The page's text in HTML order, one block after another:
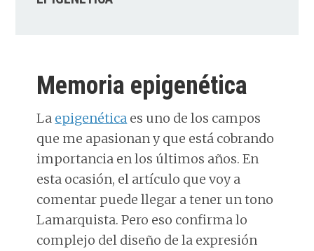
Memoria epigenética
La epigenética es uno de los campos
que me apasionan y que está cobrando
importancia en los últimos años. En
esta ocasión, el artículo que voy a
comentar puede llegar a tener un tono
Lamarquista. Pero eso confirma lo
complejo del diseño de la expresión